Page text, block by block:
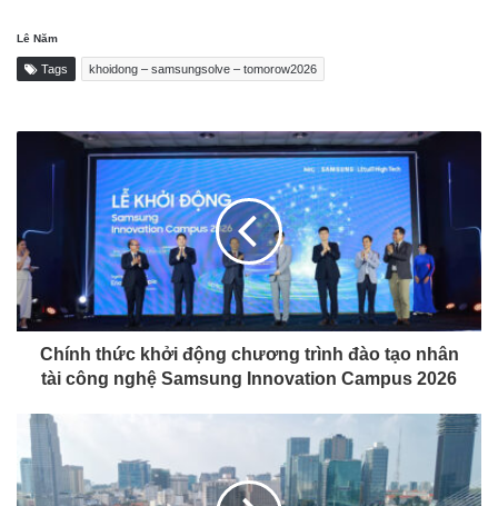
Lê Năm
Tags khoidong – samsungsolve – tomorow2026
Chính thức khởi động chương trình đào tạo nhân
tài công nghệ Samsung Innovation Campus 2026